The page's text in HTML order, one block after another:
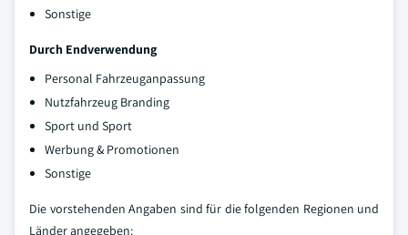
Sonstige
Durch Endverwendung
Personal Fahrzeuganpassung
Nutzfahrzeug Branding
Sport und Sport
Werbung & Promotionen
Sonstige
Die vorstehenden Angaben sind für die folgenden Regionen und
Länder angegeben: